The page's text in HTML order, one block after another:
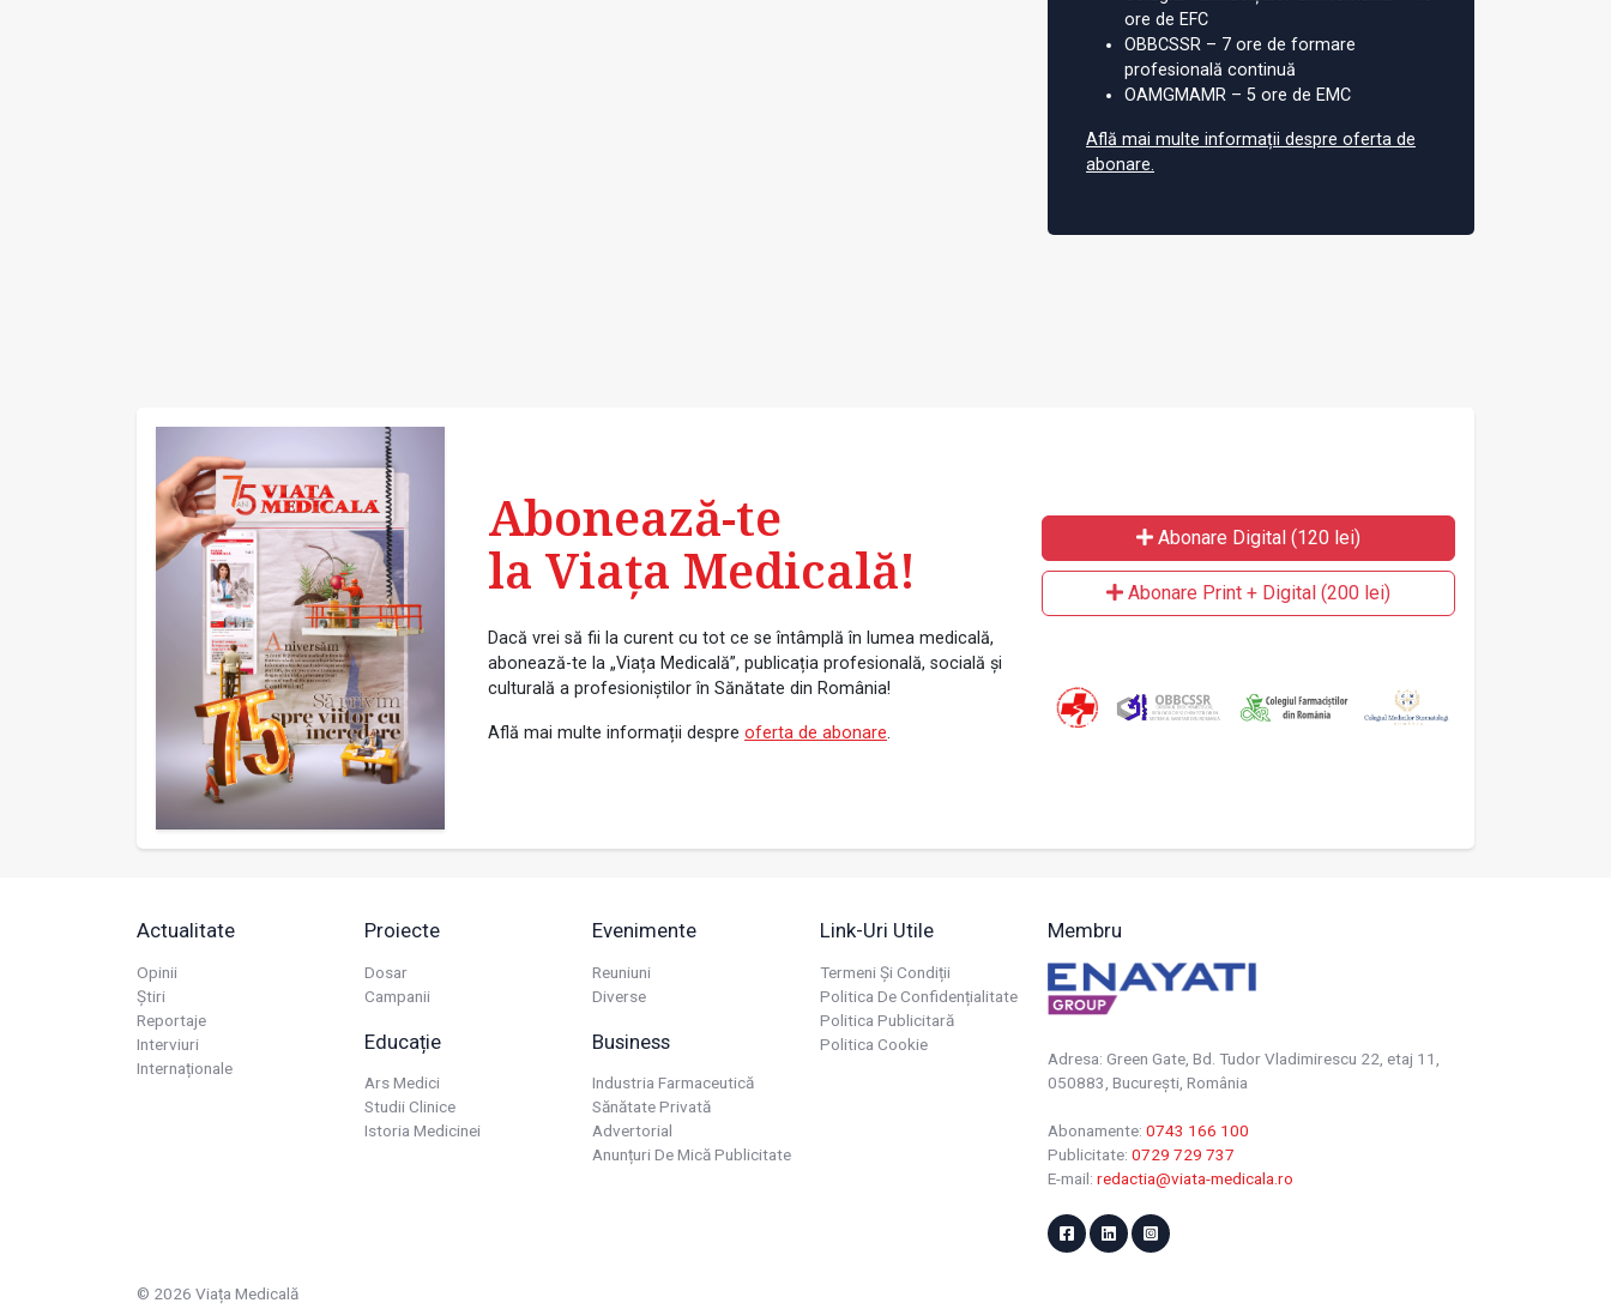
ore de EFC
OBBCSSR – 7 ore de formare
profesională continuă
OAMGMAMR – 5 ore de EMC
Află mai multe informații despre oferta de
abonare.
Abonează-te
la Viața Medicală!
Dacă vrei să fii la curent cu tot ce se întâmplă în lumea medicală,
abonează-te la „Viața Medicală”, publicația profesională, socială și
culturală a profesioniștilor în Sănătate din România!
Află mai multe informații despre oferta de abonare.
Abonare Digital (120 lei)
Abonare Print + Digital (200 lei)
Actualitate
Opinii
Știri
Reportaje
Interviuri
Internaționale
Proiecte
Dosar
Campanii
Educație
Ars Medici
Studii Clinice
Istoria Medicinei
Evenimente
Reuniuni
Diverse
Business
Industria Farmaceutică
Sănătate Privată
Advertorial
Anunțuri De Mică Publicitate
Link-Uri Utile
Termeni Și Condiții
Politica De Confidențialitate
Politica Publicitară
Politica Cookie
Membru
Adresa: Green Gate, Bd. Tudor Vladimirescu 22, etaj 11,
050883, Bucureşti, România
Abonamente: 0743 166 100
Publicitate: 0729 729 737
E-mail: redactia@viata-medicala.ro
© 2026 Viața Medicală